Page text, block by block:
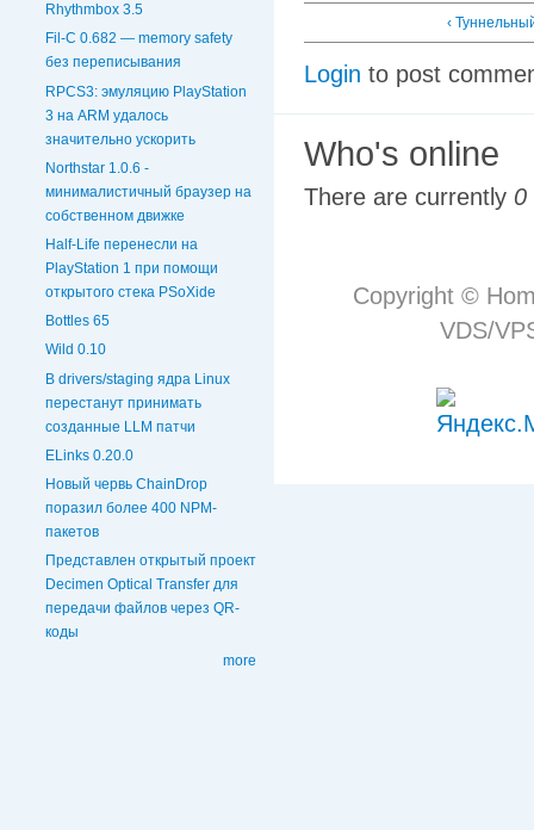
Rhythmbox 3.5
Fil-C 0.682 — memory safety
без переписывания
RPCS3: эмуляцию PlayStation
3 на ARM удалось
значительно ускорить
Northstar 1.0.6 -
минималистичный браузер на
собственном движке
Half-Life перенесли на
PlayStation 1 при помощи
открытого стека PSoXide
Bottles 65
Wild 0.10
В drivers/staging ядра Linux
перестанут принимать
созданные LLM патчи
ELinks 0.20.0
Новый червь ChainDrop
поразил более 400 NPM-
пакетов
Представлен открытый проект
Decimen Optical Transfer для
передачи файлов через QR-
коды
more
‹
Login to post
Who's online
There are currently 0
Copyright ©
VDS/